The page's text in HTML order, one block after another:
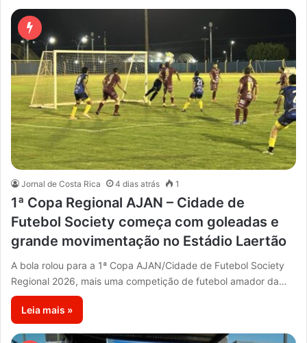
Jornal de Costa Rica 4 dias atrás 1
1ª Copa Regional AJAN – Cidade de
Futebol Society começa com goleadas e
grande movimentação no Estádio Laertão
A bola rolou para a 1ª Copa AJAN/Cidade de Futebol Society
Regional 2026, mais uma competição de futebol amador da…
Leia mais »